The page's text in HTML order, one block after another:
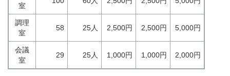
室
調理
室
58 25人 2,500円 2,500円 5,000円
会議
室
29 25人 1,000円 1,000円 2,000円